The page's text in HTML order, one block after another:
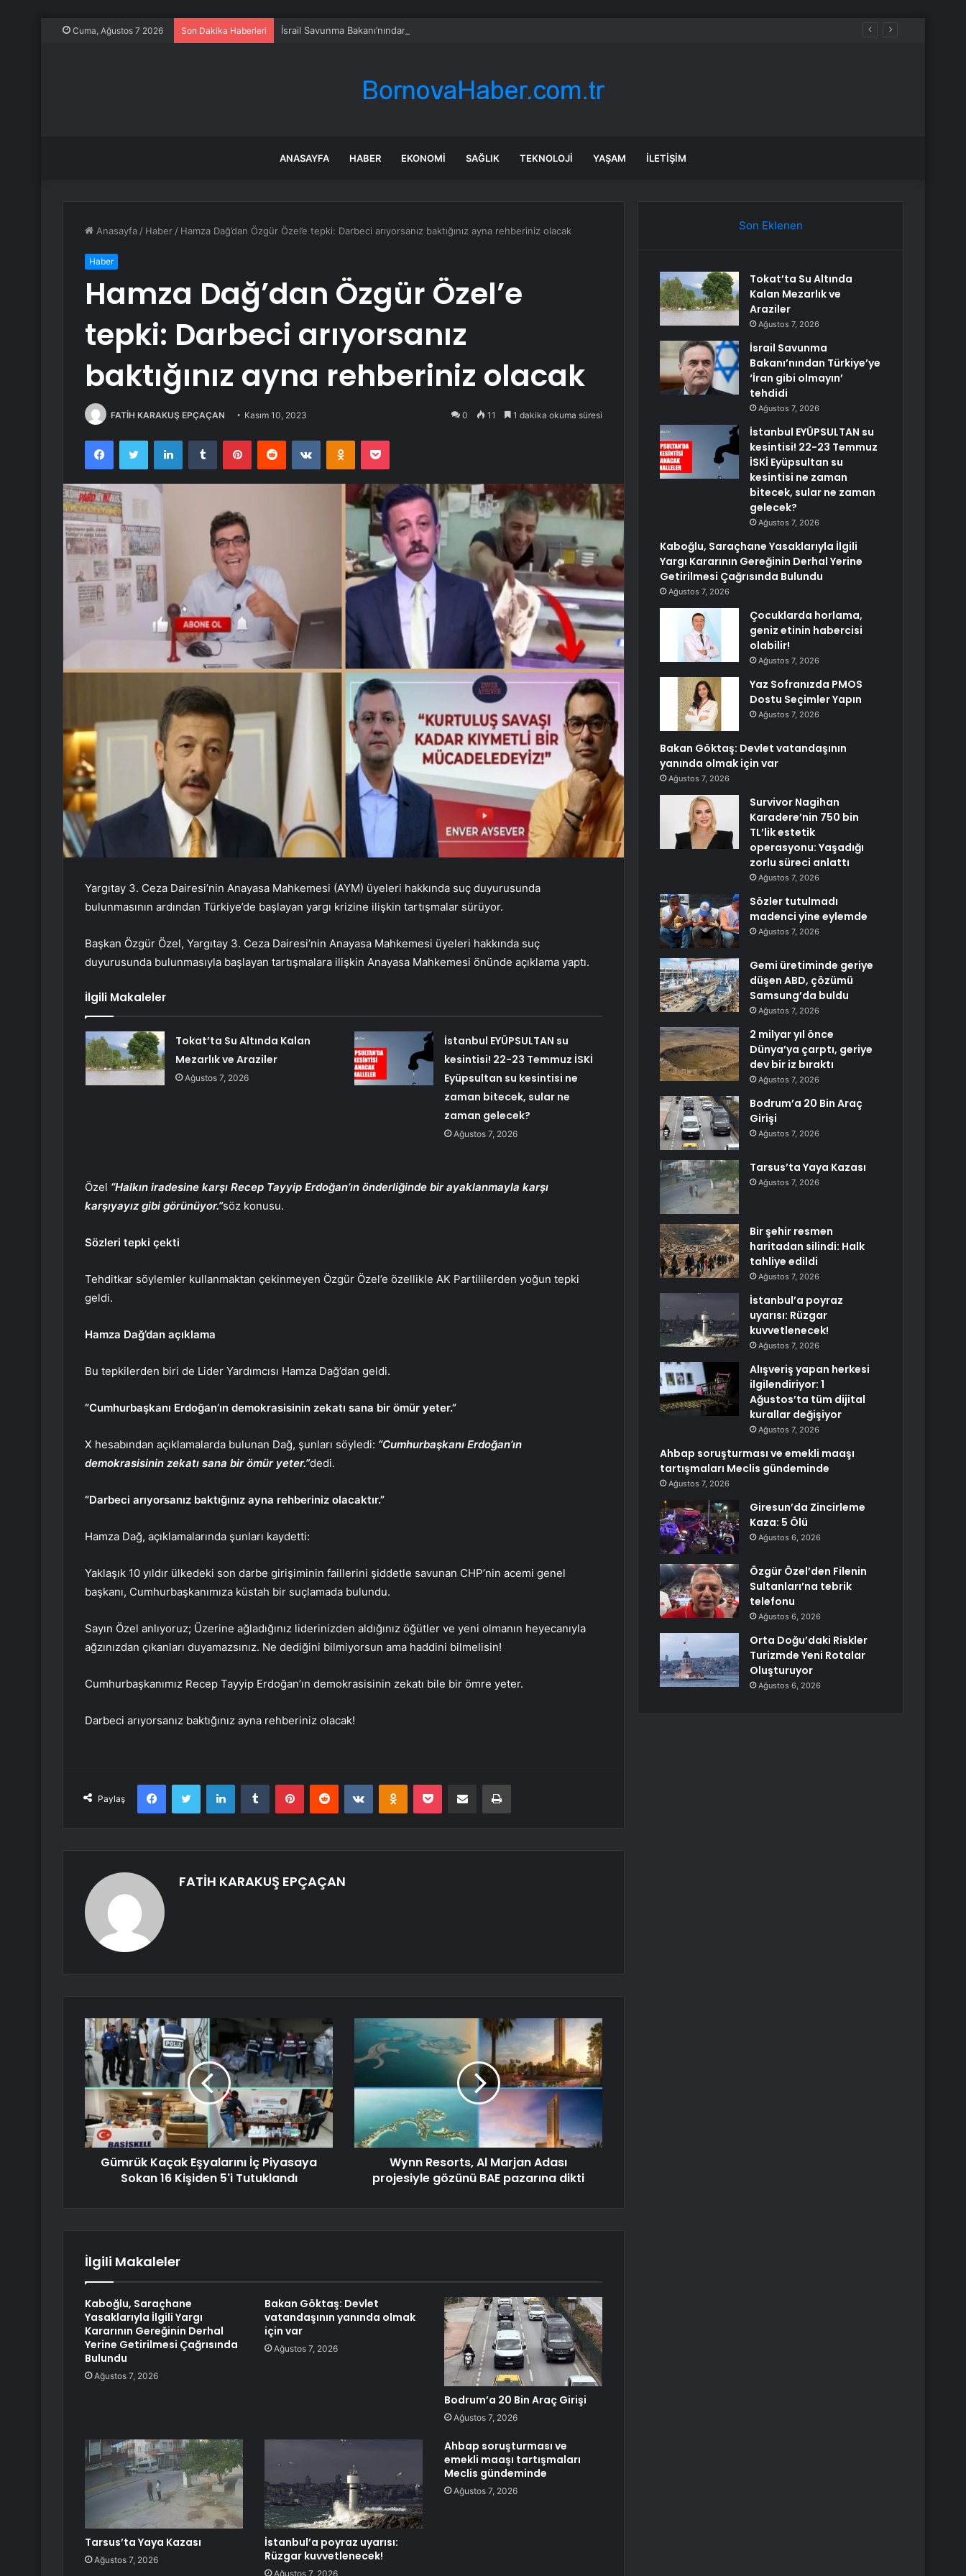
Cuma, Ağustos 7 2026 Son Dakika Haberleri İsrail Savunma Bakanı’nından Türkiye’ye ‘İran gibi olmayın’ tehdidi
ANASAYFA HABER EKONOMI SAĞLIK TEKNOLOJI YAŞAM İLETIŞIM
Anasayfa / Haber / Hamza Dağ’dan Özgür Özel’e tepki: Darbeci arıyorsanız baktığınız ayna rehberiniz olacak
Haber
Hamza Dağ’dan Özgür Özel’e
tepki: Darbeci arıyorsanız
baktığınız ayna rehberiniz olacak
FATİH KARAKUŞ EPÇAÇAN Kasım 10, 2023 0 11 1 dakika okuma süresi
FacebookTwitter LinkedInTumblr PinterestReddit VKontakteOdnoklassniki
Pocket
Yargıtay 3. Ceza Dairesi’nin Anayasa Mahkemesi (AYM) üyeleri hakkında suç duyurusunda
bulunmasının ardından Türkiye’de başlayan yargı krizine ilişkin tartışmalar sürüyor.
Başkan Özgür Özel, Yargıtay 3. Ceza Dairesi’nin Anayasa Mahkemesi üyeleri hakkında suç
duyurusunda bulunmasıyla başlayan tartışmalara ilişkin Anayasa Mahkemesi önünde açıklama yaptı.
İlgili Makaleler
Tokat’ta Su Altında Kalan
Mezarlık ve Araziler
Ağustos 7, 2026
İstanbul EYÜPSULTAN su
kesintisi! 22-23 Temmuz İSKİ
Eyüpsultan su kesintisi ne
zaman bitecek, sular ne
zaman gelecek?
Ağustos 7, 2026
Özel “Halkın iradesine karşı Recep Tayyip Erdoğan’ın önderliğinde bir ayaklanmayla karşı
karşıyayız gibi görünüyor.”söz konusu.
Sözleri tepki çekti
Tehditkar söylemler kullanmaktan çekinmeyen Özgür Özel’e özellikle AK Partililerden yoğun tepki
geldi.
Hamza Dağ’dan açıklama
Bu tepkilerden biri de Lider Yardımcısı Hamza Dağ’dan geldi.
“Cumhurbaşkanı Erdoğan’ın demokrasisinin zekatı sana bir ömür yeter.”
X hesabından açıklamalarda bulunan Dağ, şunları söyledi: “Cumhurbaşkanı Erdoğan’ın
demokrasisinin zekatı sana bir ömür yeter.”dedi.
“Darbeci arıyorsanız baktığınız ayna rehberiniz olacaktır.”
Hamza Dağ, açıklamalarında şunları kaydetti:
Yaklaşık 10 yıldır ülkedeki son darbe girişiminin faillerini şiddetle savunan CHP’nin acemi genel
başkanı, Cumhurbaşkanımıza küstah bir suçlamada bulundu.
Sayın Özel anlıyoruz; Üzerine ağladığınız liderinizden aldığınız öğütler ve yeni olmanın heyecanıyla
ağzınızdan çıkanları duyamazsınız. Ne dediğini bilmiyorsun ama haddini bilmelisin!
Cumhurbaşkanımız Recep Tayyip Erdoğan’ın demokrasisinin zekatı bile bir ömre yeter.
Darbeci arıyorsanız baktığınız ayna rehberiniz olacak!
Paylaş
FacebookTwitter LinkedInTumblr PinterestReddit VKontakteOdnoklassniki
Pocket E-Posta ile paylaş Yazdır
FATİH KARAKUŞ EPÇAÇAN
Gümrük Kaçak Eşyalarını İç Piyasaya
Sokan 16 Kişiden 5'i Tutuklandı
Wynn Resorts, Al Marjan Adası
projesiyle gözünü BAE pazarına dikti
İlgili Makaleler
Kaboğlu, Saraçhane
Yasaklarıyla İlgili Yargı
Kararının Gereğinin Derhal
Yerine Getirilmesi Çağrısında
Bulundu
Ağustos 7, 2026
Bakan Göktaş: Devlet
vatandaşının yanında olmak
için var
Ağustos 7, 2026
Bodrum’a 20 Bin Araç Girişi
Ağustos 7, 2026
Tarsus’ta Yaya Kazası
Ağustos 7, 2026
İstanbul’a poyraz uyarısı:
Rüzgar kuvvetlenecek!
Ağustos 7, 2026
Ahbap soruşturması ve
emekli maaşı tartışmaları
Meclis gündeminde
Ağustos 7, 2026
Son Eklenen
Tokat’ta Su Altında
Kalan Mezarlık ve
Araziler
Ağustos 7, 2026
İsrail Savunma
Bakanı’nından Türkiye’ye
‘İran gibi olmayın’
tehdidi
Ağustos 7, 2026
İstanbul EYÜPSULTAN su
kesintisi! 22-23 Temmuz
İSKİ Eyüpsultan su
kesintisi ne zaman
bitecek, sular ne zaman
gelecek?
Ağustos 7, 2026
Kaboğlu, Saraçhane Yasaklarıyla İlgili
Yargı Kararının Gereğinin Derhal Yerine
Getirilmesi Çağrısında Bulundu
Ağustos 7, 2026
Çocuklarda horlama,
geniz etinin habercisi
olabilir!
Ağustos 7, 2026
Yaz Sofranızda PMOS
Dostu Seçimler Yapın
Ağustos 7, 2026
Bakan Göktaş: Devlet vatandaşının
yanında olmak için var
Ağustos 7, 2026
Survivor Nagihan
Karadere’nin 750 bin
TL’lik estetik
operasyonu: Yaşadığı
zorlu süreci anlattı
Ağustos 7, 2026
Sözler tutulmadı
madenci yine eylemde
Ağustos 7, 2026
Gemi üretiminde geriye
düşen ABD, çözümü
Samsung’da buldu
Ağustos 7, 2026
2 milyar yıl önce
Dünya’ya çarptı, geriye
dev bir iz bıraktı
Ağustos 7, 2026
Bodrum’a 20 Bin Araç
Girişi
Ağustos 7, 2026
Tarsus’ta Yaya Kazası
Ağustos 7, 2026
Bir şehir resmen
haritadan silindi: Halk
tahliye edildi
Ağustos 7, 2026
İstanbul’a poyraz
uyarısı: Rüzgar
kuvvetlenecek!
Ağustos 7, 2026
Alışveriş yapan herkesi
ilgilendiriyor: 1
Ağustos’ta tüm dijital
kurallar değişiyor
Ağustos 7, 2026
Ahbap soruşturması ve emekli maaşı
tartışmaları Meclis gündeminde
Ağustos 7, 2026
Giresun’da Zincirleme
Kaza: 5 Ölü
Ağustos 6, 2026
Özgür Özel’den Filenin
Sultanları’na tebrik
telefonu
Ağustos 6, 2026
Orta Doğu’daki Riskler
Turizmde Yeni Rotalar
Oluşturuyor
Ağustos 6, 2026